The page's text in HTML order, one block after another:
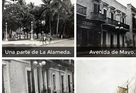
Una parte de La Alameda. Avenida de Mayo.